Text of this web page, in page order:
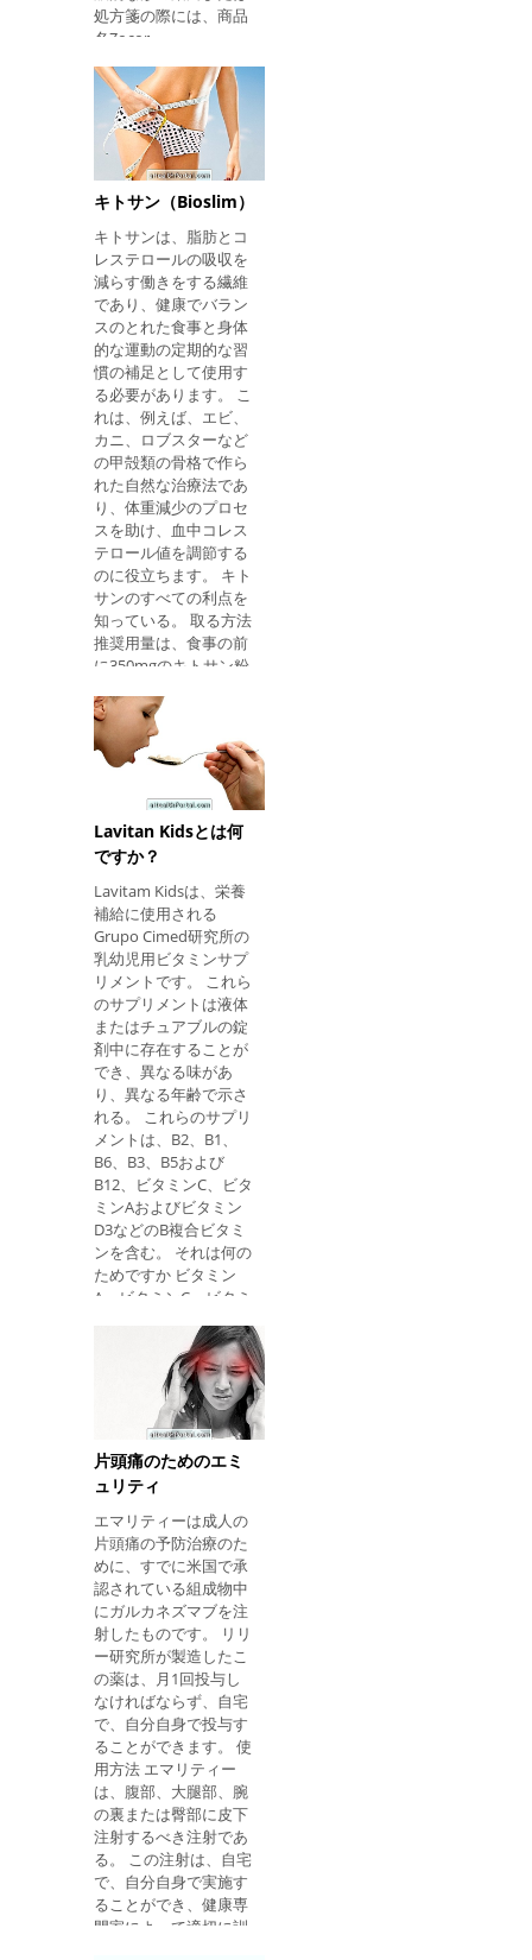
の量を増加させ、にき
びの治療に役立ちま
す。 ビタミンB5 ビタ
ミンB5は健康な皮膚、
髪および粘膜を維持
し、治癒を速めるのに
最適です。 6.ビタミン
B6 睡眠と気分を調節
し、セロトニンとメラ
助けます。 さらに、関
節
処方箋の際には、商品
名Zocor、
Sinvatroxの下で購入す
ることができます。 取
る方法 シンバスタチン
の開始用量は、一般に
1日20または40mgであ
り、夜間には1回の投
与とする。 場合によっ
ては、医師は線量を減
らしたり増やしたりす
ることがあります。 行
動の仕組みは何です
か？ シンバスタチン
は、コレステロール産
生を減少させることに
より、ヒドロキシメチ
ルグルタリル補酵素A
レダクターゼと呼ばれ
る肝臓の酵素を阻害す
ることにより、悪性コ
レステロールのレベル
を低下させる。 誰が使
用すべきでない この薬
は、処方中の成分のい
ずれかに過敏であり、
肝疾患を有する人には
使用しないでくださ
い。 また、妊婦や授乳
中の女性や子供にも使
用しないでください。
医師は、薬物相互作用
の発生を避けるため
に、その人が服用して
いる投薬について知ら
されるべきである。 考
えられる副作用 シンバ
スタチンによる治療中
に起こりうる最も一般
的な副作用は消化障害
である。 さ
キトサン（Bioslim）
キトサンは、脂肪とコ
レステロールの吸収を
減らす働きをする繊維
であり、健康でバラン
スのとれた食事と身体
的な運動の定期的な習
慣の補足として使用す
る必要があります。 こ
れは、例えば、エビ、
カニ、ロブスターなど
の甲殻類の骨格で作ら
れた自然な治療法であ
り、体重減少のプロセ
スを助け、血中コレス
テロール値を調節する
のに役立ちます。 キト
サンのすべての利点を
知っている。 取る方法
推奨用量は、食事の前
に350mgのキトサン粉
す。 カプセルは1杯の
水で摂取する必要があ
ります。 誰が使用すべ
きでない キトサンを抽
出するのはこの原因由
来であるため、処方中
の成分のいずれかに敏
感な人や、魚や甲殻類
にアレルギーのある人
には使用しないでくだ
さい。 また、子供、妊
婦、授乳中の女性、お
よび低体重の人々には
使用しないでくださ
い。 考えられる副作用
いくつかのケースで
は、キトサンでの治療
は便秘の原因となるこ
とがありますので、1
日あたり約1〜2リット
ルの液体を摂取する必
要があります。
Lavitan Kidsとは何
ですか？
Lavitam Kidsは、栄養
補給に使用される
Grupo Cimed研究所の
乳幼児用ビタミンサプ
リメントです。 これら
のサプリメントは液体
またはチュアブルの錠
剤中に存在することが
でき、異なる味があ
り、異なる年齢で示さ
れる。 これらのサプリ
メントは、B2、B1、
B6、B3、B5および
B12、ビタミンC、ビタ
ミンAおよびビタミン
D3などのB複合ビタミ
ンを含む。 それは何の
ためですか ビタミン
A、ビタミンC、ビタミ
タミンB6、ビタミンA
はビタミンA、ビタミ
ンC、ビタミンD、ビタ
ミンB1、ビタミンB6、
ビタミンB12、ビタミ
ンC、ビタミンA、ビタ
ミンD3を含んでいま
す。 B12。 1.ビタミン
A それは、抗酸化作用
を有し、フリーラジカ
ルに対して作用し、こ
れは疾患および加齢に
関連する。 それは視力
を改善する。 2.ビタミ
ンB1 ビタミンB1は体
内の免疫系を保護する
健康な細胞を作り出し
ます。 さらに、このビ
タミンは、単純な炭水
化物を分解するのにも
必要です。 3.ビタミン
B2 それは抗酸化作用を
有し、心血管疾患を予
防する。 さらに、それ
は全身への酸素の輸送
に必要な赤血球の生成
にも役立ちます。 ビタ
片頭痛のためのエミ
ュリティ
エマリティーは成人の
片頭痛の予防治療のた
めに、すでに米国で承
認されている組成物中
にガルカネズマブを注
射したものです。 リリ
ー研究所が製造したこ
の薬は、月1回投与し
なければならず、自宅
で、自分自身で投与す
ることができます。 使
用方法 エマリティー
は、腹部、大腿部、腕
の裏または臀部に皮下
注射するべき注射であ
る。 この注射は、自宅
で、自分自身で実施す
ることができ、健康専
門家によって適切に訓